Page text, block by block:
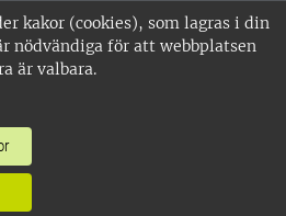
kakor (cookies), som lagras i din
nödvändiga för att webbplatsen
är valbara.
Sverige. Huvudorter är
Umeå.SLU är
ISO 14001. •
202100-2817 •
av